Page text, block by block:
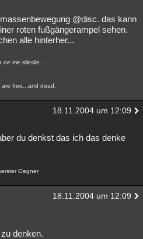
@disc. das kann
roten fußgängerampel sehen.
alle hinterher...
me silesile...
free...and dead.
18.11.2004 um 12:09
du denkst das ich das denke
Gegner
18.11.2004 um 12:09
denken.